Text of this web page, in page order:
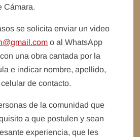
Cámara.
se solicita enviar un video
o al WhatsApp
una obra cantada por la
e indicar nombre, apellido,
de contacto.
de la comunidad que
a que postulen y sean
experiencia, que les